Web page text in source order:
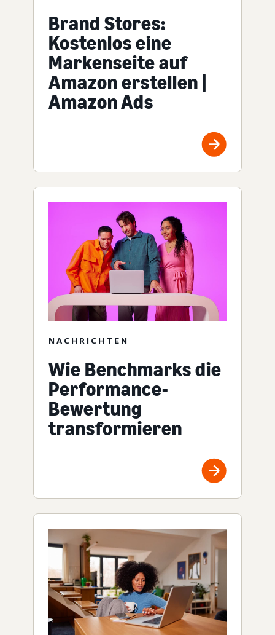
Brand Stores:
Kostenlos eine
Markenseite auf
Amazon erstellen |
Amazon Ads
NACHRICHTEN
Wie Benchmarks die
Performance-
Bewertung
transformieren